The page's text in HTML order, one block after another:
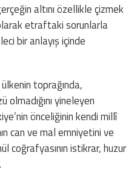
altını özellikle çizmek
etraftaki sorunlarla
bir anlayış içinde
toprağında,
yineleyen
önceliğinin kendi millî
can ve mal emniyetini ve
coğrafyasının istikrar, huzur